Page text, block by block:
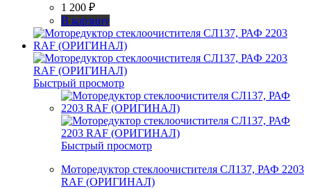
1 200 ₽
В корзину
Быстрый просмотр
Быстрый просмотр
Моторедуктор стеклоочистителя СЛ137, РАФ 2203
RAF (ОРИГИНАЛ)